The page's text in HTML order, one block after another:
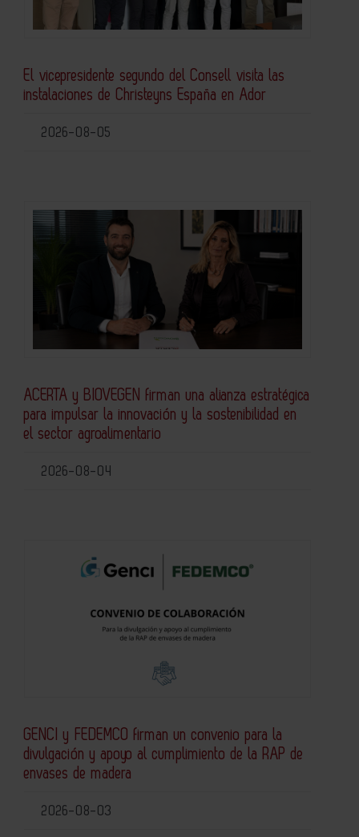
El vicepresidente segundo del Consell visita las
instalaciones de Christeyns España en Ador
2026-08-05
ACERTA y BIOVEGEN firman una alianza estratégica
para impulsar la innovación y la sostenibilidad en
el sector agroalimentario
2026-08-04
GENCI y FEDEMCO firman un convenio para la
divulgación y apoyo al cumplimiento de la RAP de
envases de madera
2026-08-03